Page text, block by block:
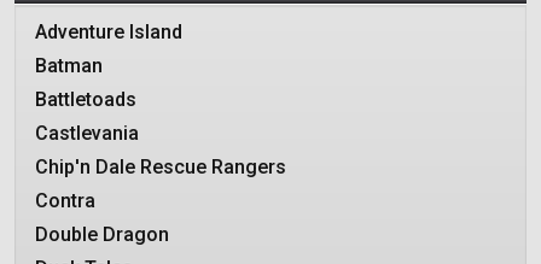
Adventure Island
Batman
Battletoads
Castlevania
Chip'n Dale Rescue Rangers
Contra
Double Dragon